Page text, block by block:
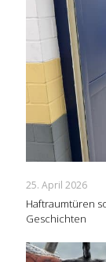
25. April 2026
Haftraumtüren
Geschichten